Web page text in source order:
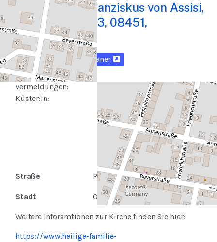
Liturgische
Leitung:
Organist:in:
Kantor:in:
Lektor:innen:
Fürbitten
vorbeten:
Vermeldungen:
Küster:in:
Kirche St. Franziskus von Assisi,
Pestalozzistr. 43, 08451,
Crimmitschau
Karte Routenplaner
Straße Pestalozzistr. 43
Stadt 08451 Crimmitschau
Weitere Inforamtionen zur Kirche finden Sie hier:
https://www.heilige-familie-